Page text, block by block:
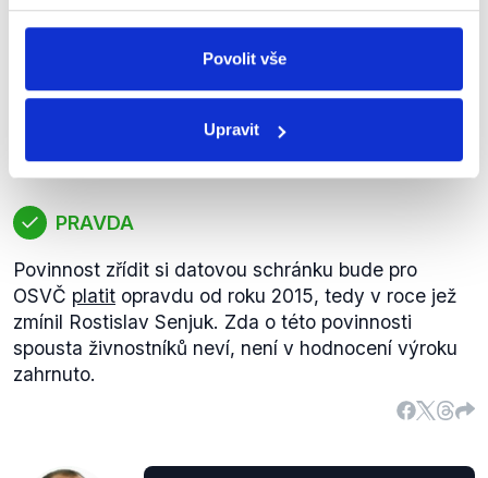
Povolit vše
Upravit
lahve) v jednom kalendářním roce,5 000 000
hodnotíme výrok jako pravdivý.
Spousta, spousta živnostníků do
dneška neví, že od 1. 1. 2015 se na
ně řítí povinnost datových
schránek.
Interview Daniely Drtinové
PRAVDA
Povinnost zřídit si datovou schránku bude pro
OSVČ platit opravdu od roku 2015, tedy v roce jež
zmínil Rostislav Senjuk. Zda o této povinnosti
spousta živnostníků neví, není v hodnocení výroku
zahrnuto.